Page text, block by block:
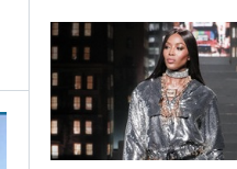
გადახედვა